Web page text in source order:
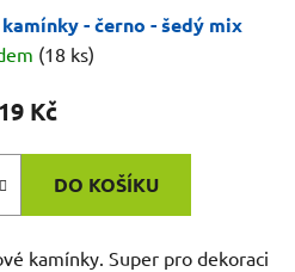
- černo - šedý mix
(18 ks)
19 Kč
DO KOŠÍKU
kamínky. Super pro dekoraci